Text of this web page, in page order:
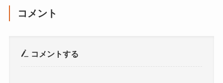
コメント
コメントする